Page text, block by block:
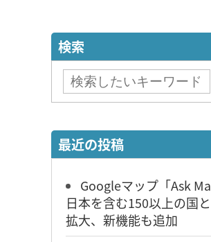
検索
最近の投稿
Googleマップ「Ask
日本を含む150以上の国
拡大、新機能も追加